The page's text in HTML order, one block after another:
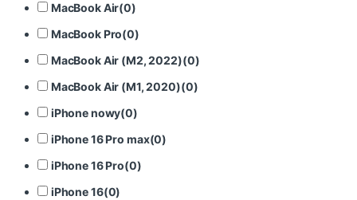
MacBook Air(0)
MacBook Pro(0)
MacBook Air (M2, 2022)(0)
MacBook Air (M1, 2020)(0)
iPhone nowy(0)
iPhone 16 Pro max(0)
iPhone 16 Pro(0)
iPhone 16(0)